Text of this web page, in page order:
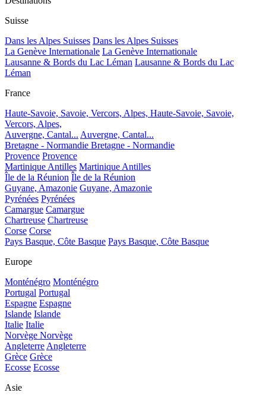
Suisse
Dans les Alpes Suisses Dans les Alpes Suisses
La Genève Internationale La Genève Internationale
Lausanne & Bords du Lac Léman Lausanne & Bords du Lac
Léman
France
Haute-Savoie, Savoie, Vercors, Alpes, Haute-Savoie, Savoie,
Vercors, Alpes,
Auvergne, Cantal... Auvergne, Cantal...
Bretagne - Normandie Bretagne - Normandie
Provence Provence
Martinique Antilles Martinique Antilles
Île de la Réunion Île de la Réunion
Guyane, Amazonie Guyane, Amazonie
Pyrénées Pyrénées
Camargue Camargue
Chartreuse Chartreuse
Corse Corse
Pays Basque, Côte Basque Pays Basque, Côte Basque
Europe
Monténégro Monténégro
Portugal Portugal
Espagne Espagne
Islande Islande
Italie Italie
Norvège Norvège
AngleterreAngleterre
Grèce Grèce
Ecosse Ecosse
Asie